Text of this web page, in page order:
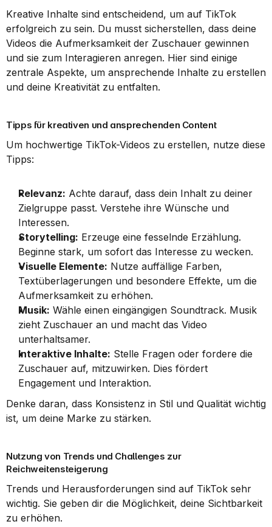
Kreative Inhalte sind entscheidend, um auf TikTok
erfolgreich zu sein. Du musst sicherstellen, dass deine
Videos die Aufmerksamkeit der Zuschauer gewinnen
und sie zum Interagieren anregen. Hier sind einige
zentrale Aspekte, um ansprechende Inhalte zu erstellen
und deine Kreativität zu entfalten.
Tipps für kreativen und ansprechenden Content
Um hochwertige TikTok-Videos zu erstellen, nutze diese
Tipps:
Relevanz: Achte darauf, dass dein Inhalt zu deiner
Zielgruppe passt. Verstehe ihre Wünsche und
Interessen.
Storytelling: Erzeuge eine fesselnde Erzählung.
Beginne stark, um sofort das Interesse zu wecken.
Visuelle Elemente: Nutze auffällige Farben,
Textüberlagerungen und besondere Effekte, um die
Aufmerksamkeit zu erhöhen.
Musik: Wähle einen eingängigen Soundtrack. Musik
zieht Zuschauer an und macht das Video
unterhaltsamer.
Interaktive Inhalte: Stelle Fragen oder fordere die
Zuschauer auf, mitzuwirken. Dies fördert
Engagement und Interaktion.
Denke daran, dass Konsistenz in Stil und Qualität wichtig
ist, um deine Marke zu stärken.
Nutzung von Trends und Challenges zur
Reichweitensteigerung
Trends und Herausforderungen sind auf TikTok sehr
wichtig. Sie geben dir die Möglichkeit, deine Sichtbarkeit
zu erhöhen.